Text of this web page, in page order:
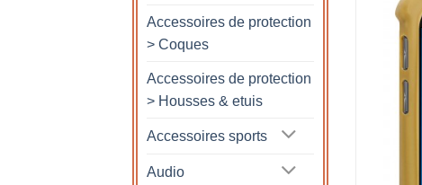
Accessoires de protection
> Coques
Accessoires de protection
> Housses & etuis
Accessoires sports
Audio